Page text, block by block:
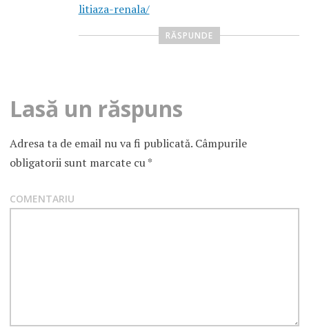
litiaza-renala/
RĂSPUNDE
Lasă un răspuns
Adresa ta de email nu va fi publicată.Câmpurile
obligatorii sunt marcate cu*
COMENTARIU